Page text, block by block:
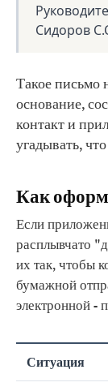
Сидоров
Такое письмо
основание,
контакт и
угадывать,
Как
Если
расплывчато
их так, чтобы
бумажной
электронной -
Ситуация